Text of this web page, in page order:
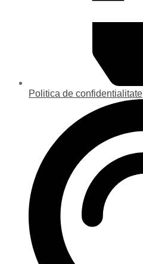
Politica de confidentialitate